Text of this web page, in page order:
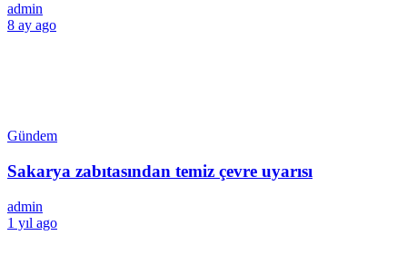
admin
8 ay ago
Gündem
Sakarya zabıtasından temiz çevre uyarısı
admin
1 yıl ago